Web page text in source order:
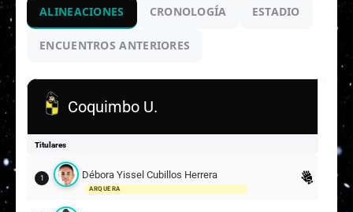
ALINEACIONES CRONOLOGÍA ESTADIO
ENCUENTROS ANTERIORES
Coquimbo U.
Titulares
1 Débora Yissel Cubillos Herrera
ARQUERA